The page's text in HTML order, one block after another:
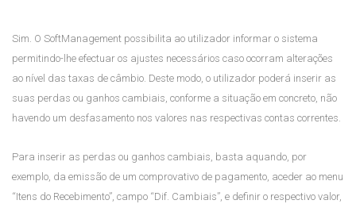
Sim. O SoftManagement possibilita ao utilizador informar o sistema
permitindo-lhe efectuar os ajustes necessários caso ocorram alterações
ao nível das taxas de câmbio. Deste modo, o utilizador poderá inserir as
suas perdas ou ganhos cambiais, conforme a situação em concreto, não
havendo um desfasamento nos valores nas respectivas contas correntes.
Para inserir as perdas ou ganhos cambiais, basta aquando, por
exemplo, da emissão de um comprovativo de pagamento, aceder ao menu
“Itens do Recebimento”, campo “Dif. Cambiais”, e definir o respectivo valor,